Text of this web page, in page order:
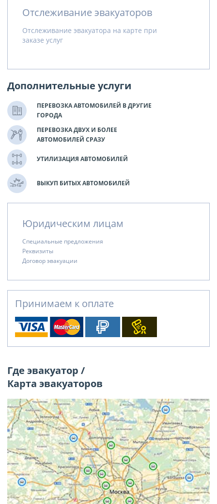
Отслеживание эвакуаторов
Отслеживание эвакуатора на карте при
заказе услуг
Дополнительные услуги
ПЕРЕВОЗКА АВТОМОБИЛЕЙ В ДРУГИЕ
ГОРОДА
ПЕРЕВОЗКА ДВУХ И БОЛЕЕ
АВТОМОБИЛЕЙ СРАЗУ
УТИЛИЗАЦИЯ АВТОМОБИЛЕЙ
ВЫКУП БИТЫХ АВТОМОБИЛЕЙ
Юридическим лицам
Специальные предложения
Реквизиты
Договор эвакуации
Принимаем к оплате
Где эвакуатор /
Карта эвакуаторов